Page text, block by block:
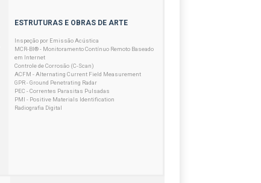
ESTRUTURAS E OBRAS DE ARTE
Inspeção por Emissão Acústica
MCR-BI® - Monitoramento Contínuo Remoto Baseado
em Internet
Controle de Corrosão (C-Scan)
ACFM - Alternating Current Field Measurement
GPR - Ground Penetrating Radar
PEC - Correntes Parasitas Pulsadas
PMI - Positive Materials Identification
Radiografia Digital